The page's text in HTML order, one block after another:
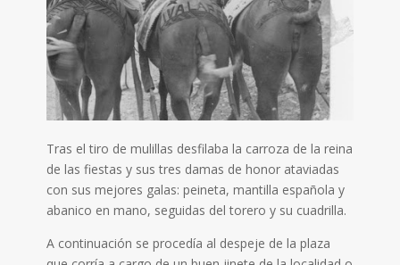
Tras el tiro de mulillas desfilaba la carroza de la reina
de las fiestas y sus tres damas de honor ataviadas
con sus mejores galas: peineta, mantilla española y
abanico en mano, seguidas del torero y su cuadrilla.
A continuación se procedía al despeje de la plaza